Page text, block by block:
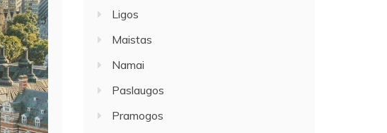
Ligos
Maistas
Namai
Paslaugos
Pramogos